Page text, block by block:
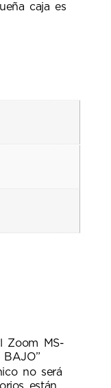
caja es
Zoom MS-
BAJO”
no será
están